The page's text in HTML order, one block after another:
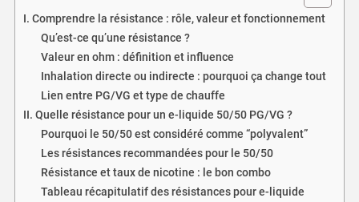
I. Comprendre la résistance : rôle, valeur et fonctionnement
Qu’est-ce qu’une résistance ?
Valeur en ohm : définition et influence
Inhalation directe ou indirecte : pourquoi ça change tout
Lien entre PG/VG et type de chauffe
II. Quelle résistance pour un e-liquide 50/50 PG/VG ?
Pourquoi le 50/50 est considéré comme “polyvalent”
Les résistances recommandées pour le 50/50
Résistance et taux de nicotine : le bon combo
Tableau récapitulatif des résistances pour e-liquide